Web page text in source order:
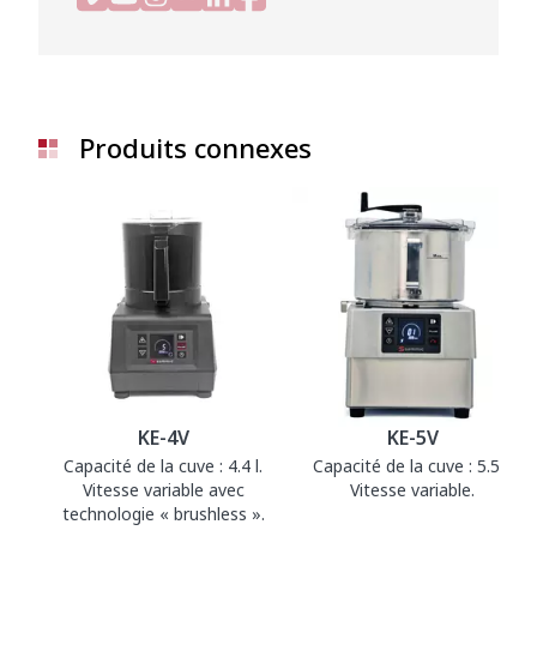
Produits connexes
KE-4V
Capacité de la cuve : 4.4 l.
Vitesse variable avec
technologie « brushless ».
KE-5V
Capacité de la cuve : 5.5 l.
Vitesse variable.